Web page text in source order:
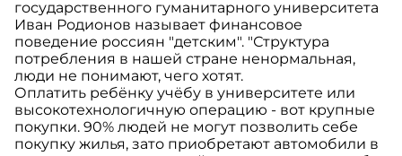
государственного гуманитарного университета
Иван Родионов называет финансовое
поведение россиян "детским". "Структура
потребления в нашей стране ненормальная,
люди не понимают, чего хотят.
Оплатить ребёнку учёбу в университете или
высокотехнологичную операцию - вот крупные
покупки. 90% людей не могут позволить себе
покупку жилья, зато приобретают автомобили в